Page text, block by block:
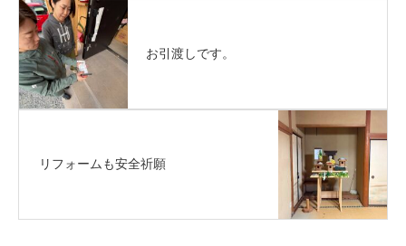
お引渡しです。
リフォームも安全祈願